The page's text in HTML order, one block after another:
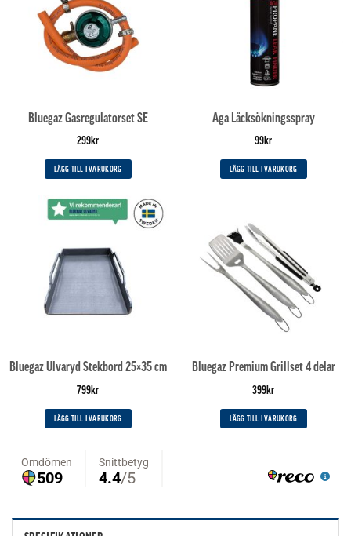
Bluegaz Gasregulatorset SE
299kr
LÄGG TILL I VARUKORG
Aga Läcksökningsspray
99kr
LÄGG TILL I VARUKORG
Bluegaz Ulvaryd Stekbord 25×35 cm
799kr
LÄGG TILL I VARUKORG
Bluegaz Premium Grillset 4 delar
399kr
LÄGG TILL I VARUKORG